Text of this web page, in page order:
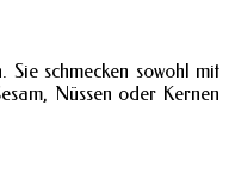
schmecken sowohl mit
Nüssen oder Kernen